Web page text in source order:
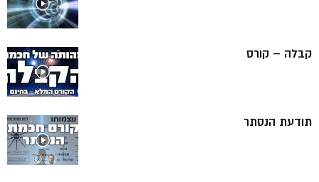
קבלה – קורס
תודעת הנסתר